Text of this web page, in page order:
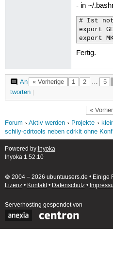
- in ~/
# Ist
export
Fertig.
« Vorherige 1 2 … 5
An
tworten|
«
Forum Aktiv werden Projekte
schily-cdrtools neben cdrkit ohne
Powered by Inyoka
Inyoka 1.52.10
🄯 2004 – 2026 ubuntuusers.de • Einige
Lizenz• Kontakt• Datenschutz•
Serverhosting gespendet von